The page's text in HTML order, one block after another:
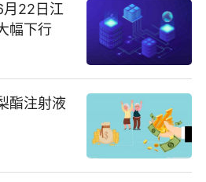
月22日江
幅下行
酯注射液